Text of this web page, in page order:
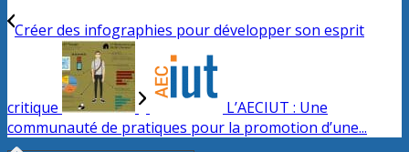
Créer des infographies pour développer son esprit
critique
L’AECIUT : Une
communauté de pratiques pour la promotion d’une...